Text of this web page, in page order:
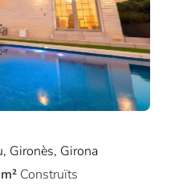
Gironès, Girona
Construïts